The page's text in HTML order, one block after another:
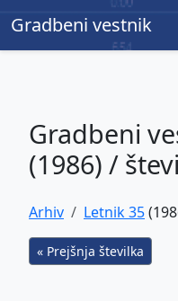
Gradbeni vestnik
Gradbeni
Gradbeni
(1986) /
Arhiv Letnik 35
« Prejšnja številka